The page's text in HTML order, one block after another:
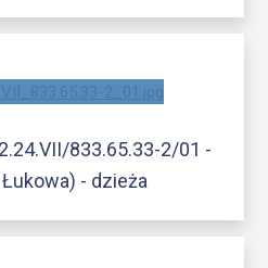
833.65.33-2/01 -
- dzieża